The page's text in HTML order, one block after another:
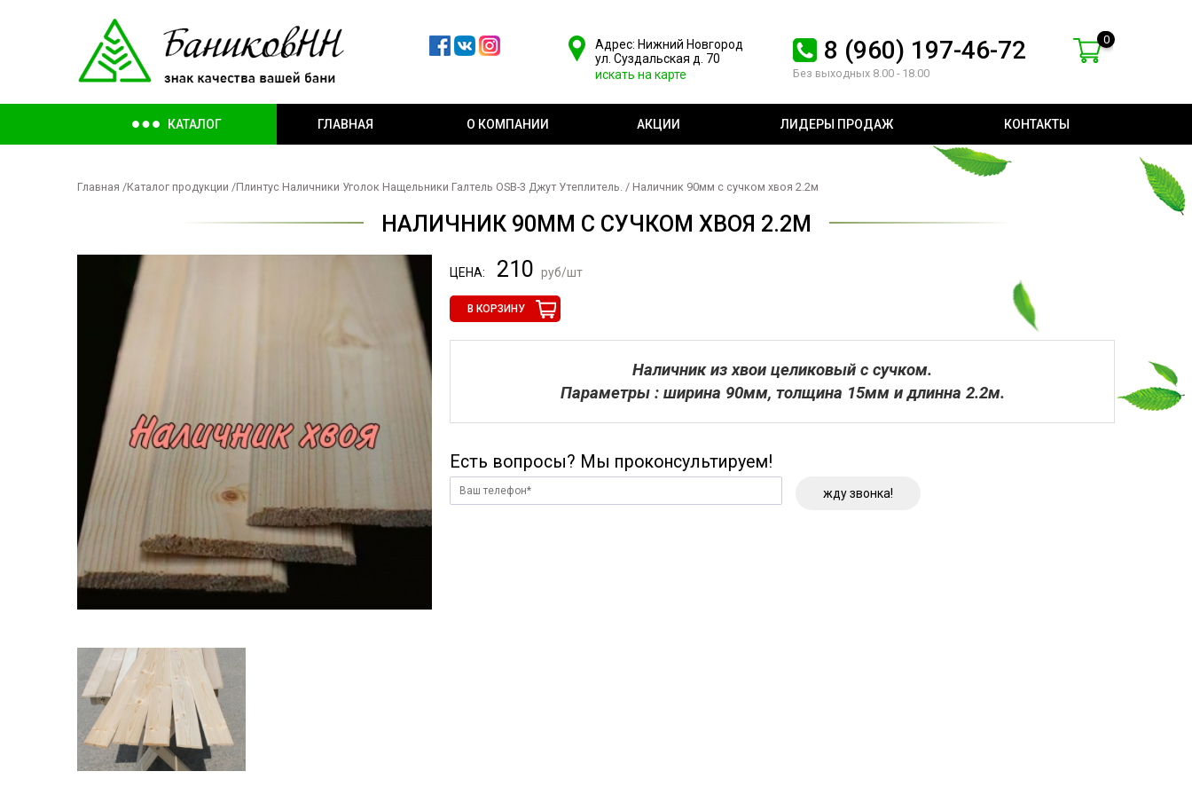
Адрес: Нижний Новгород
ул. Суздальская д. 70
искать на карте
8 (960) 197-46-72
Без выходных 8.00 - 18.00
0
КАТАЛОГ ГЛАВНАЯ О КОМПАНИИ АКЦИИ ЛИДЕРЫ ПРОДАЖ КОНТАКТЫ
Главная /Каталог продукции /Плинтус Наличники Уголок Нащельники Галтель OSB-3 Джут Утеплитель. / Наличник 90мм с сучком хвоя 2.2м
НАЛИЧНИК 90ММ С СУЧКОМ ХВОЯ 2.2М
ЦЕНА: 210 руб/шт
В КОРЗИНУ
Наличник из хвои целиковый с сучком.
Параметры : ширина 90мм, толщина 15мм и длинна 2.2м.
Есть вопросы? Мы проконсультируем!
жду звонка!